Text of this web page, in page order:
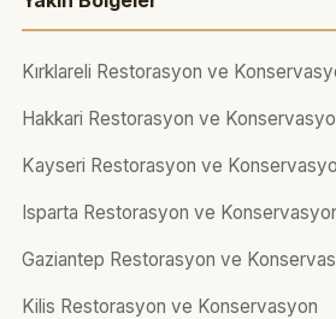
Kırklareli Restorasyon ve
Hakkari Restorasyon ve
Kayseri Restorasyon ve
Isparta Restorasyon ve
Gaziantep Restorasyon ve
Kilis Restorasyon ve Konservasyon